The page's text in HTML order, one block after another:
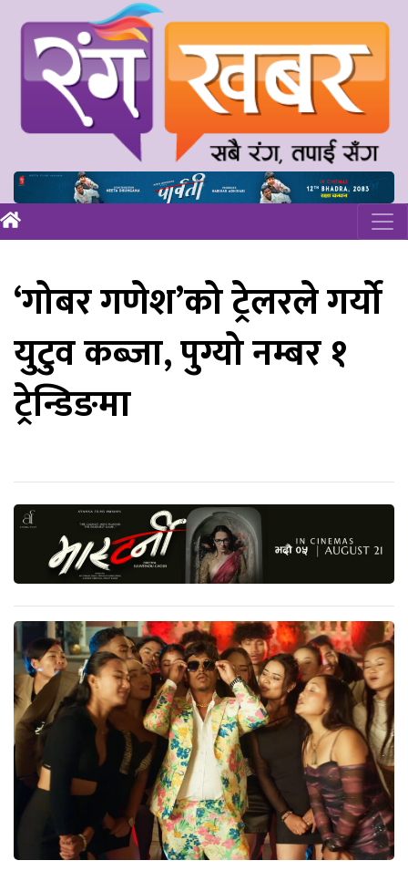
‘गोबर गणेश’को ट्रेलरले गर्यो
युटुव कब्जा, पुग्यो नम्बर १
ट्रेन्डिङमा